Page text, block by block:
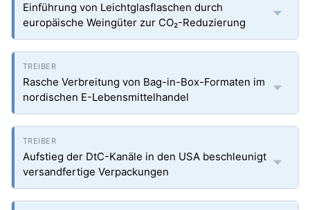
Einführung von Leichtglasflaschen durch
europäische Weingüter zur CO₂-Reduzierung
Rasche Verbreitung von Bag-in-Box-Formaten im
nordischen E-Lebensmittelhandel
Aufstieg der DtC-Kanäle in den USA beschleunigt
versandfertige Verpackungen